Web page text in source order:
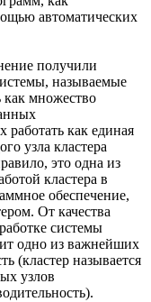
автоматических
получили
называемые
как множество
как единая
узла кластера
это одна из
кластера в
обеспечение,
От качества
системы
одно из важнейших
(кластер называется
узлов